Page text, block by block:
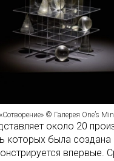
© Галерея One’s
около 20
которых была создана
впервые.